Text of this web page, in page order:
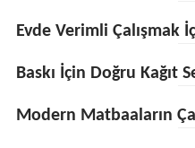
Evde Verimli Çalışmak
Baskı İçin Doğru Kağıt
Modern Matbaaların